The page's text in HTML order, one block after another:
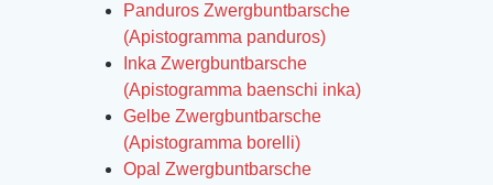
Panduros Zwergbuntbarsche
(Apistogramma panduros)
Inka Zwergbuntbarsche
(Apistogramma baenschi inka)
Gelbe Zwergbuntbarsche
(Apistogramma borelli)
Opal Zwergbuntbarsche